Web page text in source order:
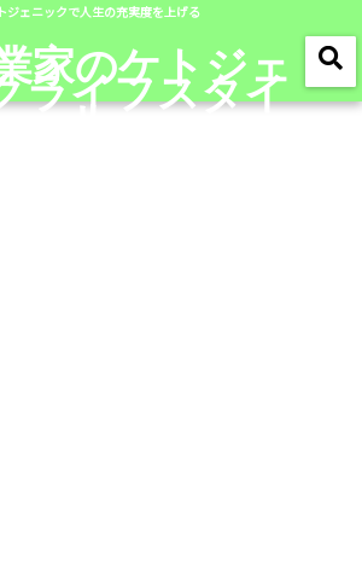
ジェニックで人生の充実度を上げる
家のケトジェ
ライフスタイ
ル